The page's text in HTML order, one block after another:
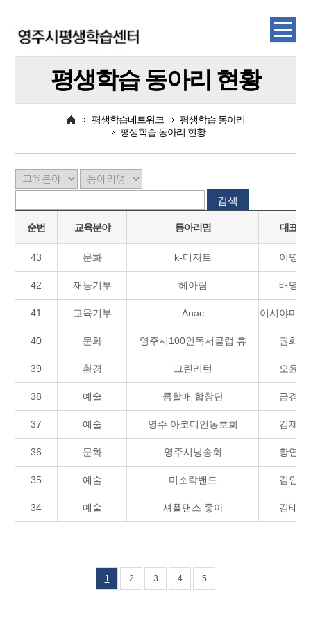
평생학습 동아리 현황
평생학습네트워크
평생학습 동아리
평생학습 동아리 현황
검색
순번 교육분야 동아리명 대표자
43 문화 k-디저트 이명자
42 재능기부 헤아림 배명진
41 교육기부 Anac 이시야마스
40 문화 영주시100인독서클럽 휴 권화빈
39 환경 그린리턴 오윤민
38 예술 콩할매 합창단 금경애
37 예술 영주 아코디언동호회 김제석
36 문화 영주시낭송회 황연숙
35 예술 미소락밴드 김인욱
34 예술 셔플댄스 좋아 김태한
1 2 3 4 5